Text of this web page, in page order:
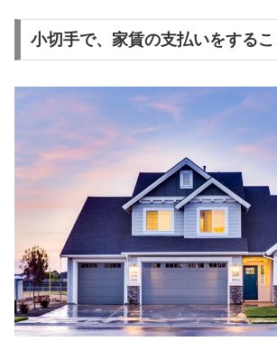
小切手で、家賃の支払いをする